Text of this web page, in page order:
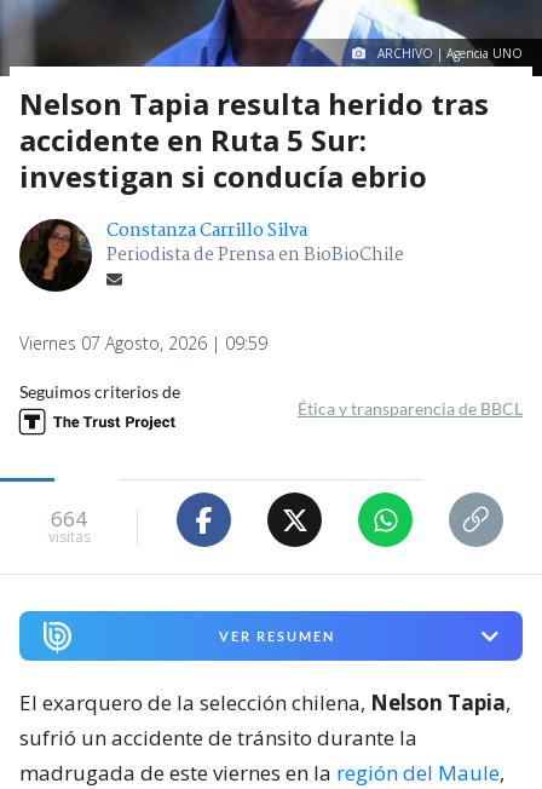
ARCHIVO | Agencia UNO
Nelson Tapia resulta herido tras
accidente en Ruta 5 Sur:
investigan si conducía ebrio
Constanza Carrillo Silva
Periodista de Prensa en BioBioChile
Viernes 07 Agosto, 2026 | 09:59
Seguimos criterios de
Ética y transparencia de BBCL
664
visitas
VER RESUMEN
El exarquero de la selección chilena, Nelson Tapia,
sufrió un accidente de tránsito durante la
madrugada de este viernes en la región del Maule,